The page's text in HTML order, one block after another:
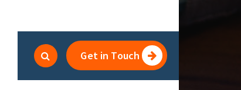
Get in Touch